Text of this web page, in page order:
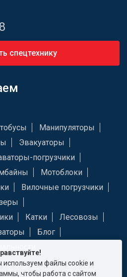
спецтехнику
Манипуляторы
Эвакуаторы
погрузчики
Мотоблоки
Вилочные погрузчики
Катки
Лесовозы
Блог
используем файлы cookie и
чтобы работа с сайтом